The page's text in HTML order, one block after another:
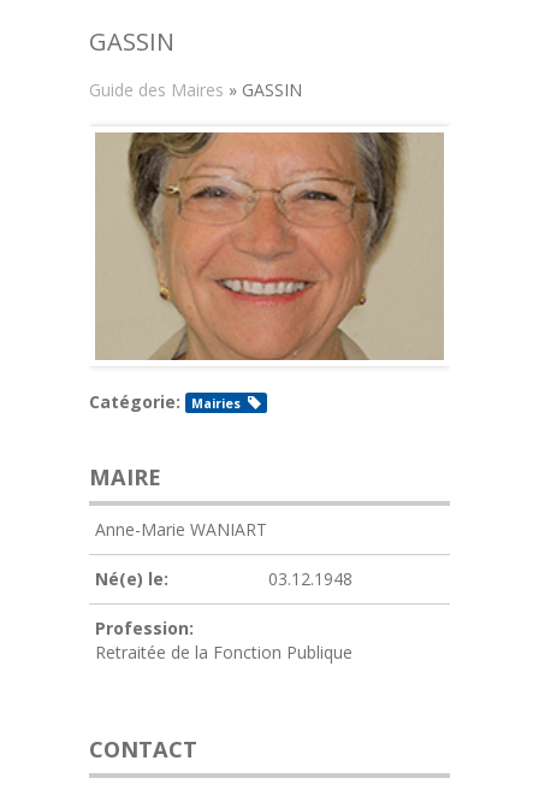
GASSIN
Guide des Maires » GASSIN
Catégorie: Mairies
MAIRE
Anne-Marie WANIART
Né(e) le: 03.12.1948
Profession:
Retraitée de la Fonction Publique
CONTACT